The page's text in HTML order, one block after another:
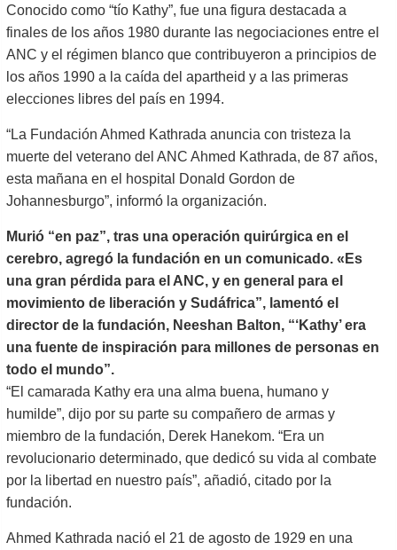
Conocido como “tío Kathy”, fue una figura destacada a
finales de los años 1980 durante las negociaciones entre el
ANC y el régimen blanco que contribuyeron a principios de
los años 1990 a la caída del apartheid y a las primeras
elecciones libres del país en 1994.
“La Fundación Ahmed Kathrada anuncia con tristeza la
muerte del veterano del ANC Ahmed Kathrada, de 87 años,
esta mañana en el hospital Donald Gordon de
Johannesburgo”, informó la organización.
Murió “en paz”, tras una operación quirúrgica en el
cerebro, agregó la fundación en un comunicado.« Es
una gran pérdida para el ANC, y en general para el
movimiento de liberación y Sudáfrica”, lamentó el
director de la fundación, Neeshan Balton, “‘Kathy’ era
una fuente de inspiración para millones de personas en
todo el mundo”.
“El camarada Kathy era una alma buena, humano y
humilde”, dijo por su parte su compañero de armas y
miembro de la fundación, Derek Hanekom. “Era un
revolucionario determinado, que dedicó su vida al combate
por la libertad en nuestro país”, añadió, citado por la
fundación.
Ahmed Kathrada nació el 21 de agosto de 1929 en una